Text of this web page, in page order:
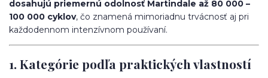
dosahujú priemernú odolnosť Martindale až 80 000 –
100 000 cyklov, čo znamená mimoriadnu trvácnosť aj pri
každodennom intenzívnom používaní.
1. Kategórie podľa praktických vlastností